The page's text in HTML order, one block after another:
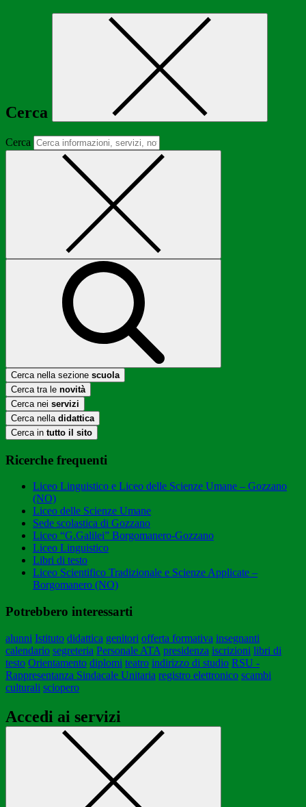
Cerca
Cerca
Cerca nella sezione scuola
Cerca tra le novità
Cerca nei servizi
Cerca nella didattica
Cerca in tutto il sito
Ricerche frequenti
Liceo Linguistico e Liceo delle Scienze Umane – Gozzano
(NO)
Liceo delle Scienze Umane
Sede scolastica di Gozzano
Liceo “G.Galilei” Borgomanero-Gozzano
Liceo Linguistico
Libri di testo
Liceo Scientifico Tradizionale e Scienze Applicate –
Borgomanero (NO)
Potrebbero interessarti
alunni Istituto didattica genitori offerta formativa insegnanti
calendario segreteria Personale ATA presidenza iscrizioni libri di
testo Orientamento diplomi teatro indirizzo di studio RSU -
Rappresentanza Sindacale Unitaria registro elettronico scambi
culturali sciopero
Accedi ai servizi